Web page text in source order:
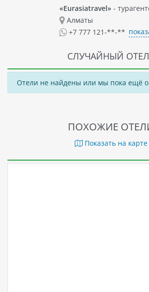
жизнью в самом сердце столицы
«Eurasiatravel» -
Алматы
+7 777 121-**-**
СЛУЧАЙНЫЙ
Отели не найдены или мы пока ещё о
ПОХОЖИЕ
Показать на карте